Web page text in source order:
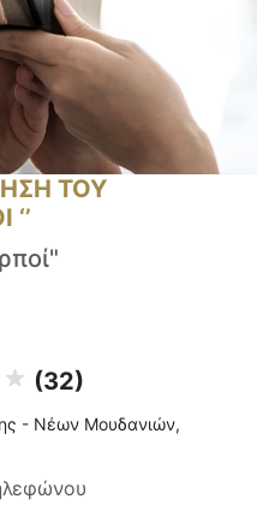
ΤΟΥ
(32)
- Νέων Μουδανιών,